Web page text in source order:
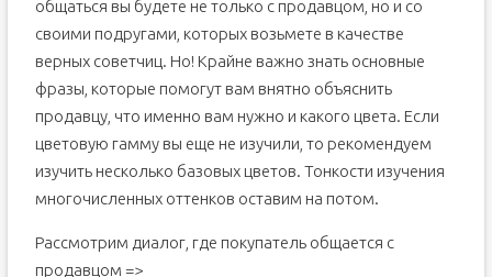
общаться вы будете не только с продавцом, но и со
своими подругами, которых возьмете в качестве
верных советчиц. Но! Крайне важно знать основные
фразы, которые помогут вам внятно объяснить
продавцу, что именно вам нужно и какого цвета. Если
цветовую гамму вы еще не изучили, то рекомендуем
изучить несколько базовых цветов. Тонкости изучения
многочисленных оттенков оставим на потом.
Рассмотрим диалог, где покупатель общается с
продавцом =>